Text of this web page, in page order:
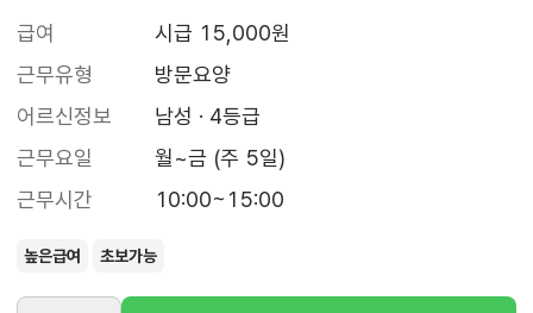
급여
시급 15,000원
근무유형
방문요양
어르신정보
남성 · 4등급
근무요일
월~금 (주 5일)
근무시간
10:00~15:00
높은급여 초보가능